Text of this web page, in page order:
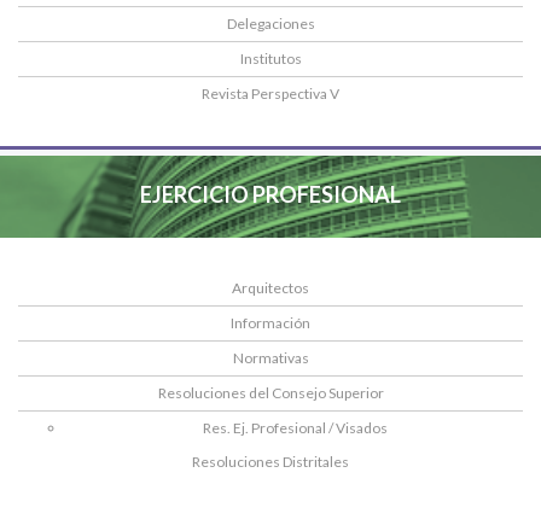
Delegaciones
Institutos
Revista Perspectiva V
EJERCICIO PROFESIONAL
Arquitectos
Información
Normativas
Resoluciones del Consejo Superior
Res. Ej. Profesional / Visados
Resoluciones Distritales